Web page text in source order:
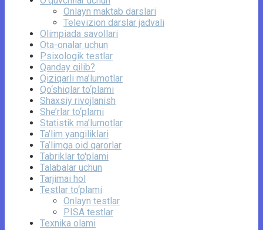
Onlayn maktab darslari
Televizion darslar jadvali
Olimpiada savollari
Ota-onalar uchun
Psixologik testlar
Qanday qilib?
Qiziqarli ma’lumotlar
Qo‘shiqlar to‘plami
Shaxsiy rivojlanish
She’rlar to‘plami
Statistik ma’lumotlar
Ta’lim yangiliklari
Ta’limga oid qarorlar
Tabriklar to'plami
Talabalar uchun
Tarjimai hol
Testlar to‘plami
Onlayn testlar
PISA testlar
Texnika olami